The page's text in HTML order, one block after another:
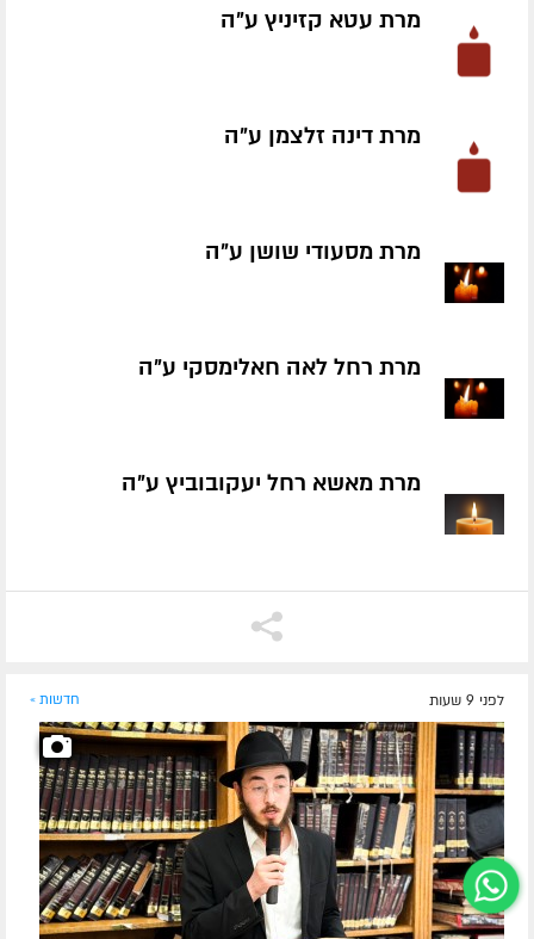
מרת עטא קזיניץ ע״ה
מרת דינה זלצמן ע״ה
מרת מסעודי שושן ע״ה
מרת רחל לאה חאלימסקי ע״ה
מרת מאשא רחל יעקובוביץ ע״ה
לפני 9 שעות חדשות »